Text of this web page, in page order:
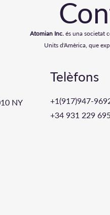
Atomian Inc. és una societat
Units d'Amèrica, que
NY
Telèfons
+1(917)947-
+34 931 229